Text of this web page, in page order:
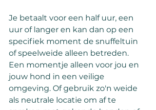
Je betaalt voor een half uur, een
uur of langer en kan dan op een
specifiek moment de snuffeltuin
of speelweide alleen betreden.
Een momentje alleen voor jou en
jouw hond in een veilige
omgeving. Of gebruik zo'n weide
als neutrale locatie om af te